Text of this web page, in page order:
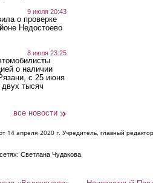
9 июля 20:43
о проверке
Недостоево
8 июля 23:25
о наличии
с 25 июня
тысяч
все новости
14 апреля 2020 г. Учредитель, главный
Светлана Чудакова.